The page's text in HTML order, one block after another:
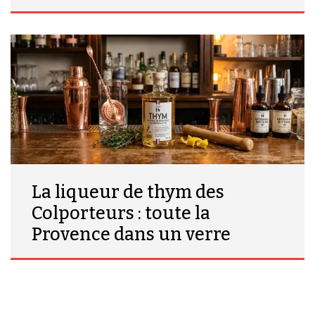
La liqueur de thym des
Colporteurs : toute la
Provence dans un verre